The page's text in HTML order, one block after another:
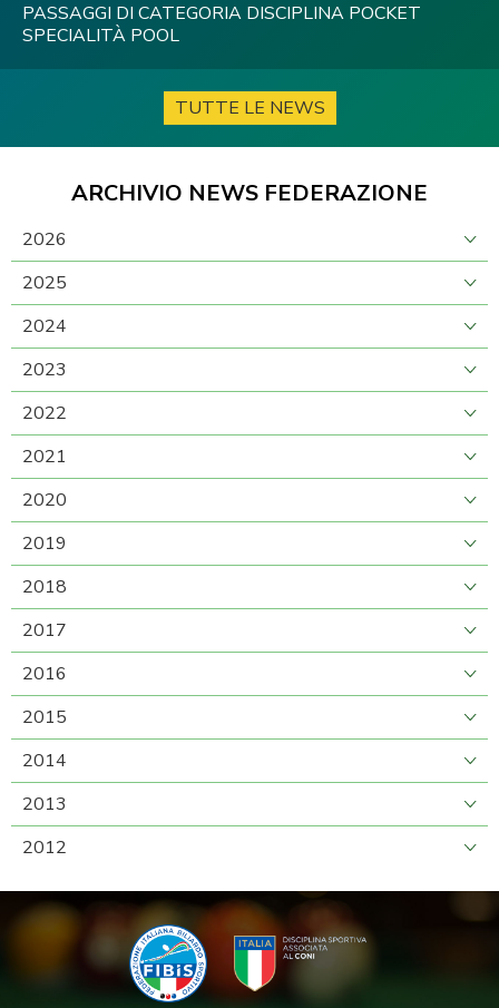
PASSAGGI DI CATEGORIA DISCIPLINA POCKET
SPECIALITÀ POOL
TUTTE LE NEWS
ARCHIVIO NEWS FEDERAZIONE
2026
2025
2024
2023
2022
2021
2020
2019
2018
2017
2016
2015
2014
2013
2012